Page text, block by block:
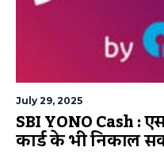
July 29, 2025
SBI YONO Cash :
कार्ड के भी निकाल